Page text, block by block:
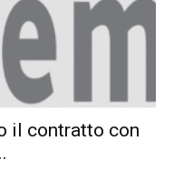
il contratto con